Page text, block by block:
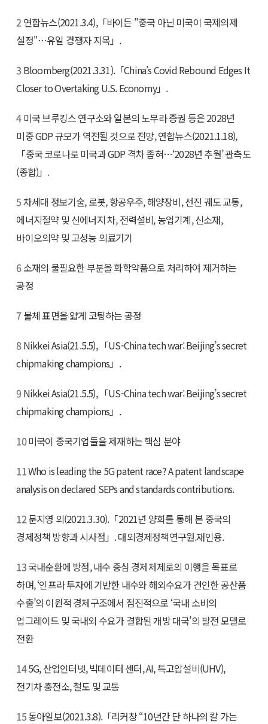
2연합뉴스(2021.3.4),「바이든 "중국 아닌 미국이 국제의제
설정"…유일 경쟁자 지목」.
3 Bloomberg(2021.3.31).「China’s Covid Rebound Edges It
Closer to Overtaking U.S. Economy」.
4미국 브루킹스 연구소와 일본의 노무라 증권 등은 2028년
미중 GDP 규모가 역전될 것으로 전망, 연합뉴스(2021.1.18),
「중국 코로나로 미국과 GDP 격차 좁혀…‘2028년 추월’ 관측도
(종합)」.
5차세대 정보기술, 로봇, 항공우주, 해양장비, 선진 궤도 교통,
에너지절약 및 신에너지 차, 전력설비, 농업기계, 신소재,
바이오의약 및 고성능 의료기기
6소재의 불필요한 부분을 화학약품으로 처리하여 제거하는
공정
7물체 표면을 얇게 코팅하는 공정
8Nikkei Asia(21.5.5), 「US-China tech war: Beijing’s secret
chipmaking champions」.
9Nikkei Asia(21.5.5), 「US-China tech war: Beijing’s secret
chipmaking champions」.
10미국이 중국기업들을 제재하는 핵심 분야
11Who is leading the 5G patent race? A patent landscape
analysis on declared SEPs and standards contributions.
12문지영 외(2021.3.30).「2021년 양회를 통해 본 중국의
경제정책 방향과 시사점」. 대외경제정책연구원.재인용.
13국내순환에 방점, 내수 중심 경제체제로의 이행을 목표로
하며, ‘인프라 투자에 기반한 내수와 해외수요가 견인한 공산품
수출’의 이원적 경제구조에서 점진적으로 ‘국내 소비의
업그레이드 및 국내외 수요가 결합된 개방 대국’의 발전 모델로
전환
145G, 산업인터넷, 빅데이터 센터, AI, 특고압설비(UHV),
전기차 충전소, 철도 및 교통
15동아일보(2021.3.8).「리커창 “10년간 단 하나의 칼 가는